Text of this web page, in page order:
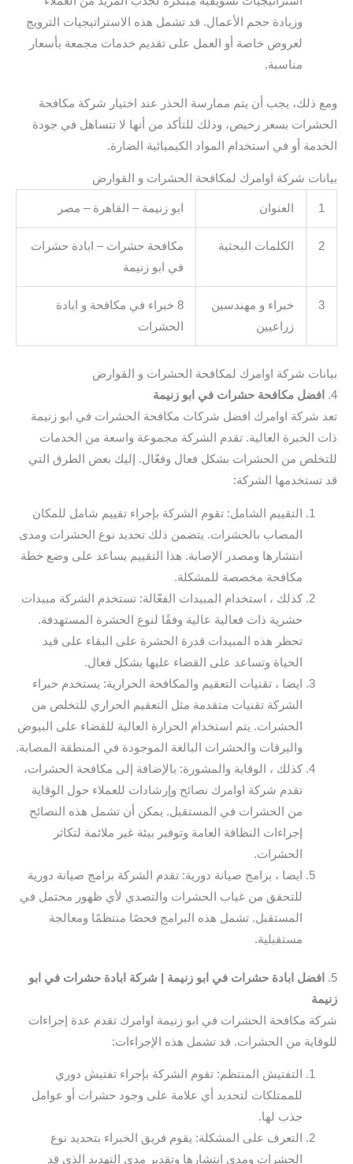
وزيادة حجم الأعمال. قد تشمل هذه الاستراتيجيات الترويج
لعروض خاصة أو العمل على تقديم خدمات مجمعة بأسعار
مناسبة.
ومع ذلك، يجب أن يتم ممارسة الحذر عند اختيار شركة مكافحة
الحشرات بسعر رخيص، وذلك للتأكد من أنها لا تتساهل في جودة
الخدمة أو في استخدام المواد الكيميائية الضارة.
بيانات شركة اوامرك لمكافحة الحشرات و القوارض
1 العنوان ابو زنيمة – القاهرة – مصر
2 الكلمات البحثية
مكافحة حشرات – ابادة حشرات
في ابو زنيمة
3
خبراء و مهندسين
زراعيين
8 خبراء في مكافحة و ابادة
الحشرات
بيانات شركة اوامرك لمكافحة الحشرات و القوارض
4.
افضل مكافحة حشرات في ابو زنيمة
تعد شركة اوامرك افضل شركات مكافحة الحشرات في ابو زنيمة
ذات الخبرة العالية. تقدم الشركة مجموعة واسعة من الخدمات
للتخلص من الحشرات بشكل فعال وفعّال. إليك بعض الطرق التي
قد تستخدمها الشركة:
التقييم الشامل: تقوم الشركة بإجراء تقييم شامل للمكان
المصاب بالحشرات. يتضمن ذلك تحديد نوع الحشرات ومدى
انتشارها ومصدر الإصابة. هذا التقييم يساعد على وضع خطة
مكافحة مخصصة للمشكلة.
كذلك ، استخدام المبيدات الفعّالة: تستخدم الشركة مبيدات
حشرية ذات فعالية عالية وفقًا لنوع الحشرة المستهدفة.
تحظر هذه المبيدات قدرة الحشرة على البقاء على قيد
الحياة وتساعد على القضاء عليها بشكل فعال.
ايضا ، تقنيات التعقيم والمكافحة الحرارية: يستخدم خبراء
الشركة تقنيات متقدمة مثل التعقيم الحراري للتخلص من
الحشرات. يتم استخدام الحرارة العالية للقضاء على البيوض
واليرقات والحشرات البالغة الموجودة في المنطقة المصابة.
كذلك ، الوقاية والمشورة: بالإضافة إلى مكافحة الحشرات،
تقدم شركة اوامرك نصائح وإرشادات للعملاء حول الوقاية
من الحشرات في المستقبل. يمكن أن تشمل هذه النصائح
إجراءات النظافة العامة وتوفير بيئة غير ملائمة لتكاثر
الحشرات.
ايضا ، برامج صيانة دورية: تقدم الشركة برامج صيانة دورية
للتحقق من غياب الحشرات والتصدي لأي ظهور محتمل في
المستقبل. تشمل هذه البرامج فحصًا منتظمًا ومعالجة
مستقبلية.
5.
افضل ابادة حشرات في ابو زنيمة | شركة ابادة حشرات في ابو
زنيمة
شركة مكافحة الحشرات في ابو زنيمة اوامرك تقدم عدة إجراءات
للوقاية من الحشرات. قد تشمل هذه الإجراءات:
التفتيش المنتظم: تقوم الشركة بإجراء تفتيش دوري
للممتلكات لتحديد أي علامة على وجود حشرات أو عوامل
جذب لها.
التعرف على المشكلة: يقوم فريق الخبراء بتحديد نوع
الحشرات ومدى انتشارها وتقدير مدى التهديد الذي قد